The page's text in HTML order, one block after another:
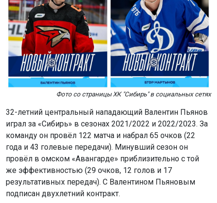
Фото со страницы ХК "Сибирь" в социальных сетях
32-летний центральный нападающий Валентин Пьянов
играл за «Сибирь» в сезонах 2021/2022 и 2022/2023. За
команду он провёл 122 матча и набрал 65 очков (22
года и 43 голевые передачи). Минувший сезон он
провёл в омском «Авангарде» приблизительно с той
же эффективностью (29 очков, 12 голов и 17
результативных передач). С Валентином Пьяновым
подписан двухлетний контракт.